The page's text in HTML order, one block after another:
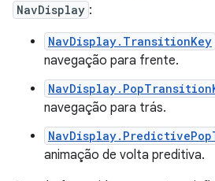
NavDisplay :
NavDisplay.TransitionKey
navegação para frente.
navegação para trás.
animação de volta preditiva.